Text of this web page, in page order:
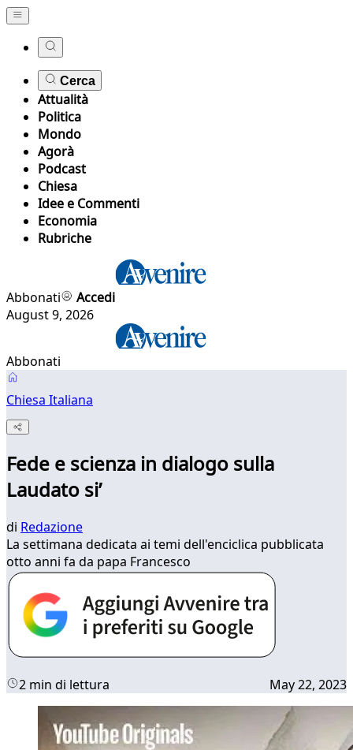
Cerca
Attualità
Politica
Mondo
Agorà
Podcast
Chiesa
Idee e Commenti
Economia
Rubriche
Abbonati
Accedi
August 9, 2026
Abbonati
Chiesa Italiana
Fede e scienza in dialogo sulla
Laudato si’
di Redazione
La settimana dedicata ai temi dell'enciclica pubblicata
otto anni fa da papa Francesco
2 min di lettura May 22, 2023